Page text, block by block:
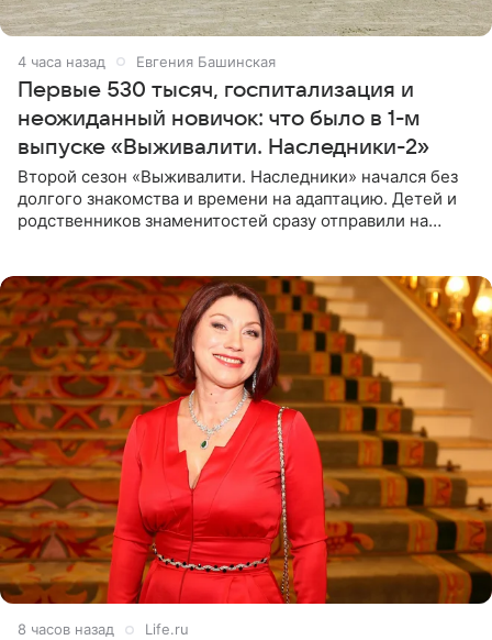
4 часа назад Евгения Башинская
Первые 530 тысяч, госпитализация и
неожиданный новичок: что было в 1-м
выпуске «Выживалити. Наследники-2»
Второй сезон «Выживалити. Наследники» начался без
долгого знакомства и времени на адаптацию. Детей и
родственников знаменитостей сразу отправили на
8 часов назад Life.ru